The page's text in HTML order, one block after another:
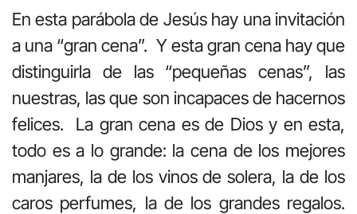
En esta parábola de Jesús hay una invitación
a una “gran cena”. Y esta gran cena hay que
distinguirla de las “pequeñas cenas”, las
nuestras, las que son incapaces de hacernos
felices. La gran cena es de Dios y en esta,
todo es a lo grande: la cena de los mejores
manjares, la de los vinos de solera, la de los
caros perfumes, la de los grandes regalos.